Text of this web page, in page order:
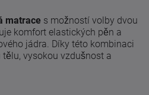
matrace s možností volby dvou
komfort elastických pěn a
jádra. Díky této kombinaci
vysokou vzdušnost a